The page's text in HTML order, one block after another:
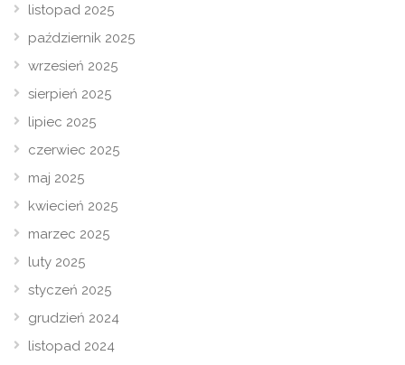
listopad 2025
październik 2025
wrzesień 2025
sierpień 2025
lipiec 2025
czerwiec 2025
maj 2025
kwiecień 2025
marzec 2025
luty 2025
styczeń 2025
grudzień 2024
listopad 2024